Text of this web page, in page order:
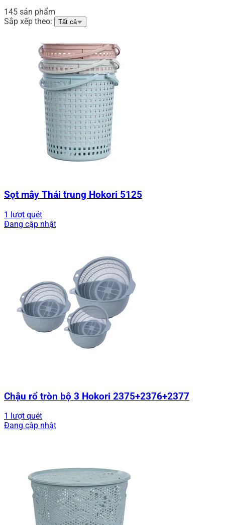
145 sản phẩm
Sắp xếp theo:
Tất cả
Sọt mây Thái trung Hokori 5125
1 lượt quét
Đang cập nhật
Chậu rổ tròn bộ 3 Hokori 2375+2376+2377
1 lượt quét
Đang cập nhật